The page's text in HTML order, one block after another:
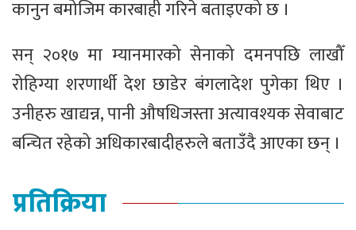
कानुन बमोजिम कारबाही गरिने बताइएको छ ।
सन् २०१७ मा म्यानमारको सेनाको दमनपछि लाखौँ
रोहिग्या शरणार्थी देश छाडेर बंगलादेश पुगेका थिए ।
उनीहरु खाद्यन्न, पानी औषधिजस्ता अत्यावश्यक सेवाबाट
बन्चित रहेको अधिकारबादीहरुले बताउँदै आएका छन् ।
प्रतिक्रिया